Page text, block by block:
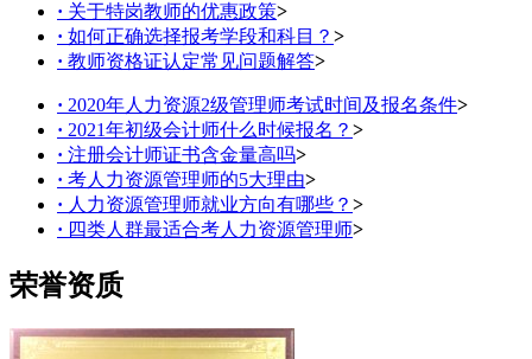
· 关于特岗教师的优惠政策>
· 如何正确选择报考学段和科目？ >
· 教师资格证认定常见问题解答>
· 2020年人力资源2级管理师考试时间及报名条件>
· 2021年初级会计师什么时候报名？ >
· 注册会计师证书含金量高吗>
· 考人力资源管理师的5大理由>
· 人力资源管理师就业方向有哪些？ >
· 四类人群最适合考人力资源管理师>
荣誉资质